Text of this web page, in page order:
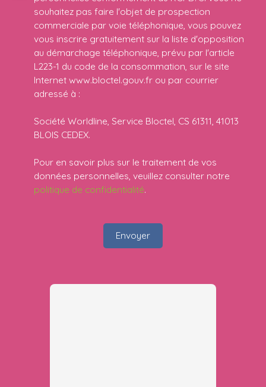
souhaitez pas faire l'objet de prospection
commerciale par voie téléphonique, vous pouvez
vous inscrire gratuitement sur la liste d'opposition
au démarchage téléphonique, prévu par l'article
L223-1 du code de la consommation, sur le site
Internet www.bloctel.gouv.fr ou par courrier
adressé à :
Société Worldline, Service Bloctel, CS 61311, 41013
BLOIS CEDEX.
Pour en savoir plus sur le traitement de vos
données personnelles, veuillez consulter notre
politique de confidentialité.
Envoyer